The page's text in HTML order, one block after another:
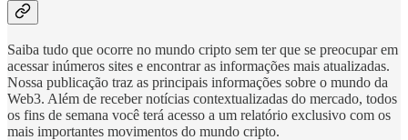
Saiba tudo que ocorre no mundo cripto sem ter que se preocupar em
acessar inúmeros sites e encontrar as informações mais atualizadas.
Nossa publicação traz as principais informações sobre o mundo da
Web3. Além de receber notícias contextualizadas do mercado, todos
os fins de semana você terá acesso a um relatório exclusivo com os
mais importantes movimentos do mundo cripto.